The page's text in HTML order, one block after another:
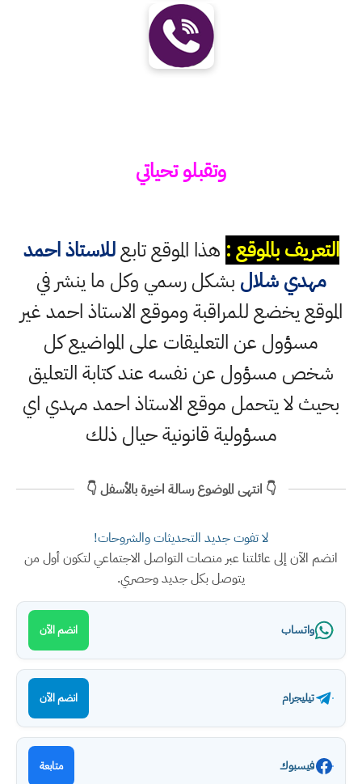
وتقبلو تحياتي
التعريف بالموقع : هذا الموقع تابعللاستاذ احمد
مهدي شلال بشكل رسمي وكل ما ينشر في
الموقع يخضع للمراقبة وموقع الاستاذ احمد غير
مسؤول عن التعليقات على المواضيع كل
شخص مسؤول عن نفسه عند كتابة التعليق
بحيث لا يتحمل موقع الاستاذ احمد مهدي اي
مسؤولية قانونية حيال ذلك
👇 انتهى الموضوع رسالة اخيرة بالأسفل 👇
لا تفوت جديد التحديثات والشروحات!
انضم الآن إلى عائلتنا عبر منصات التواصل الاجتماعي لتكون أول من
يتوصل بكل جديد وحصري.
واتساب انضم الآن
تيليجرام انضم الآن
فيسبوك متابعة